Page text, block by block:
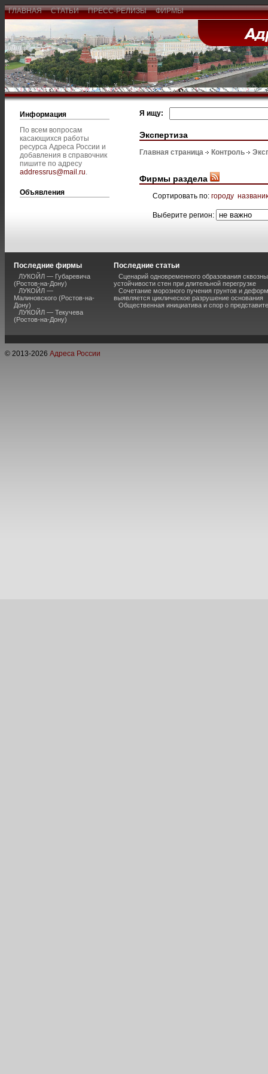
ГЛАВНАЯ СТАТЬИ ПРЕСС-РЕЛИЗЫ ФИРМЫ
Информация
По всем вопросам
касающихся работы
ресурса Адреса России и
добавления в справочник
пишите по адресу
addressrus@mail.ru.
Объявления
Я ищу:
Экспертиза
Главная страница Контроль
Фирмы раздела
Сортировать по: городу
Выберите регион:
Последние фирмы
ЛУКОЙЛ — Губаревича
(Ростов-на-Дону)
ЛУКОЙЛ —
Малиновского (Ростов-на-
Дону)
ЛУКОЙЛ — Текучева
(Ростов-на-Дону)
Последние статьи
Сценарий одновременного образования
устойчивости стен при длительной перегрузке
Сочетание морозного пучения грунтов и
выявляется циклическое разрушение основания
Общественная инициатива и спор о
© 2013-2026 Адреса России